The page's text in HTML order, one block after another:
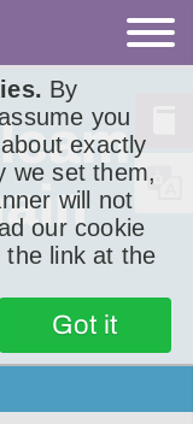
By
you
exactly
we set them,
will not
our cookie
the link at the
Got it
beartach